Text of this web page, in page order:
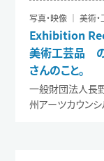
写真・映像 ｜ 美術
Exhibition
美術工芸品 の
さんのこと。
一般財団法人長
州アーツカウンシ